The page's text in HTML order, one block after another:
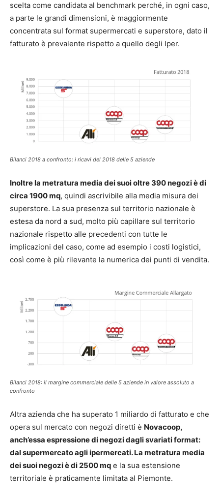
scelta come candidata al benchmark perché, in ogni caso,
a parte le grandi dimensioni, è maggiormente
concentrata sul format supermercati e superstore, dato il
fatturato è prevalente rispetto a quello degli Iper.
Bilanci 2018 a confronto: i ricavi del 2018 delle 5 aziende
Inoltre la metratura media dei suoi oltre 390 negozi è di
circa 1900 mq, quindi ascrivibile alla media misura dei
superstore. La sua presenza sul territorio nazionale è
estesa da nord a sud, molto più capillare sul territorio
nazionale rispetto alle precedenti con tutte le
implicazioni del caso, come ad esempio i costi logistici,
così come è più rilevante la numerica dei punti di vendita.
Bilanci 2018: il margine commerciale delle 5 aziende in valore assoluto a
confronto
Altra azienda che ha superato 1 miliardo di fatturato e che
opera sul mercato con negozi diretti è Novacoop,
anch’essa espressione di negozi dagli svariati format:
dal supermercato agli ipermercati. La metratura media
dei suoi negozi è di 2500 mq e la sua estensione
territoriale è praticamente limitata al Piemonte.